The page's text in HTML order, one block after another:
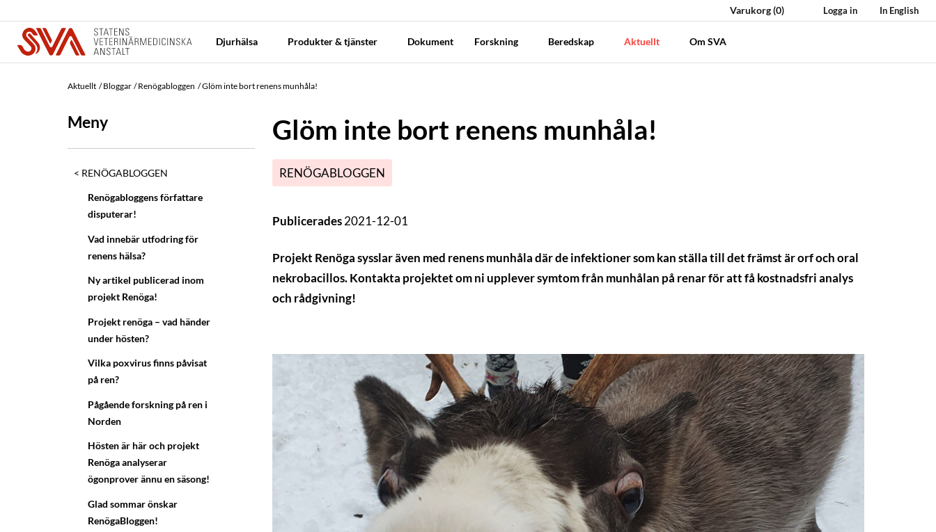
Varukorg(0) Logga in In English
Djurhälsa Produkter & tjänster Dokument Forskning Beredskap Aktuellt Om SVA
Aktuellt Bloggar Renögabloggen Glöm inte bort renens munhåla!
Meny
RENÖGABLOGGEN
Renögabloggens författare
disputerar!
Vad innebär utfodring för
renens hälsa?
Ny artikel publicerad inom
projekt Renöga!
Projekt renöga – vad händer
under hösten?
Vilka poxvirus finns påvisat
på ren?
Pågående forskning på ren i
Norden
Hösten är här och projekt
Renöga analyserar
ögonprover ännu en säsong!
Glad sommar önskar
RenögaBloggen!
Glöm inte bort renens munhåla!
RENÖGABLOGGEN
Publicerades2021-12-01
Projekt Renöga sysslar även med renens munhåla där de infektioner som kan ställa till det främst är orf och oral
nekrobacillos. Kontakta projektet om ni upplever symtom från munhålan på renar för att få kostnadsfri analys
och rådgivning!